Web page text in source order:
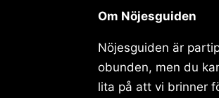
Om Nöjesguiden
Nöjesguiden är
obunden, men du
lita på att vi brinner